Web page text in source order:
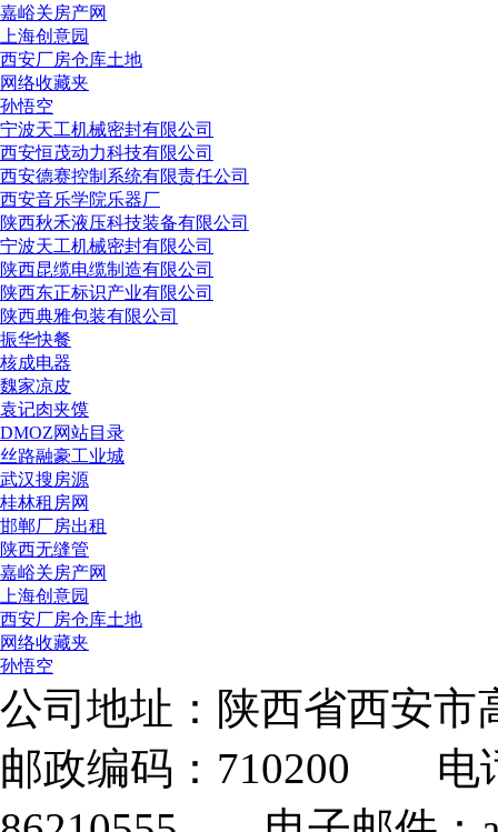
嘉峪关房产网
上海创意园
西安厂房仓库土地
网络收藏夹
孙悟空
宁波天工机械密封有限公司
西安恒茂动力科技有限公司
西安德赛控制系统有限责任公司
西安音乐学院乐器厂
陕西秋禾液压科技装备有限公司
宁波天工机械密封有限公司
陕西昆缆电缆制造有限公司
陕西东正标识产业有限公司
陕西典雅包装有限公司
振华快餐
核成电器
魏家凉皮
袁记肉夹馍
DMOZ网站目录
丝路融豪工业城
武汉搜房源
桂林租房网
邯郸厂房出租
陕西无缝管
嘉峪关房产网
上海创意园
西安厂房仓库土地
网络收藏夹
孙悟空
公司地址：陕西省西安市
邮政编码：710200 电